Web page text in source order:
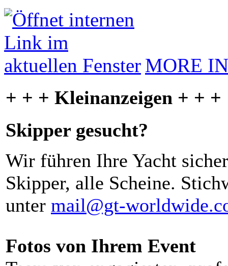
MORE
+ + + Kleinanzeigen + + +
Skipper gesucht?
Wir führen Ihre Yacht
Skipper, alle Scheine.
unter mail@gt-
Fotos von Ihrem Event